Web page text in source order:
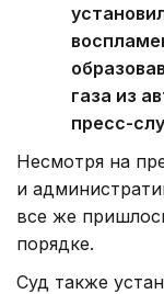
газа из
пресс-
Несмотря на
и
все же
порядке.
Суд также